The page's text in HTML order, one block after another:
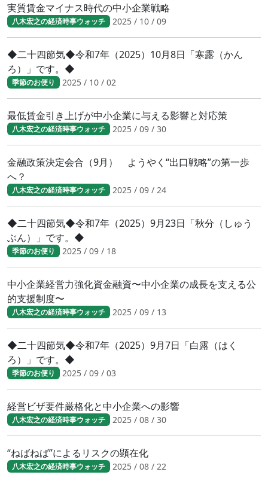
実質賃金マイナス時代の中小企業戦略
八木宏之の経済時事ウォッチ 2025 / 10 / 09
◆二十四節気◆令和7年（2025）10月8日「寒露（かん
ろ）」です。◆
季節のお便り 2025 / 10 / 02
最低賃金引き上げが中小企業に与える影響と対応策
八木宏之の経済時事ウォッチ 2025 / 09 / 30
金融政策決定会合（9月） ようやく“出口戦略”の第一歩
へ？
八木宏之の経済時事ウォッチ 2025 / 09 / 24
◆二十四節気◆令和7年（2025）9月23日「秋分（しゅう
ぶん）」です。◆
季節のお便り 2025 / 09 / 18
中小企業経営力強化資金融資〜中小企業の成長を支える公
的支援制度〜
八木宏之の経済時事ウォッチ 2025 / 09 / 13
◆二十四節気◆令和7年（2025）9月7日「白露（はく
ろ）」です。◆
季節のお便り 2025 / 09 / 03
経営ビザ要件厳格化と中小企業への影響
八木宏之の経済時事ウォッチ 2025 / 08 / 30
“ねばねば”によるリスクの顕在化
八木宏之の経済時事ウォッチ 2025 / 08 / 22